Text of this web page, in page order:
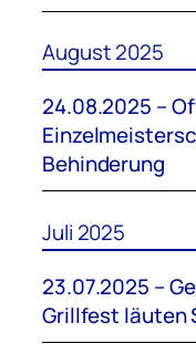
August 2025
24.08.2025 –
Behinderung
Juli 2025
23.07.2025 –
Grillfest läuten